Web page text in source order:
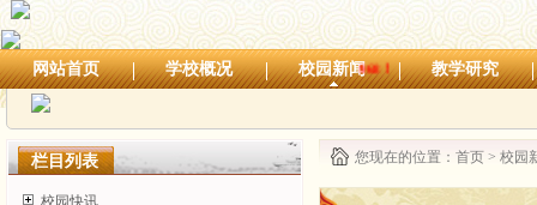
网站首页 学校概况 校园新闻 教学研究
栏目列表
校园快讯
您现在的位置： 首页 > 校园